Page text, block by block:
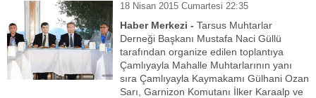
18 Nisan 2015 Cumartesi 22:35
Haber Merkezi - Tarsus Muhtarlar
Derneği Başkanı Mustafa Naci Güllü
tarafından organize edilen toplantıya
Çamlıyayla Mahalle Muhtarlarının yanı
sıra Çamlıyayla Kaymakamı Gülhani Ozan
Sarı, Garnizon Komutanı İlker Karaalp ve